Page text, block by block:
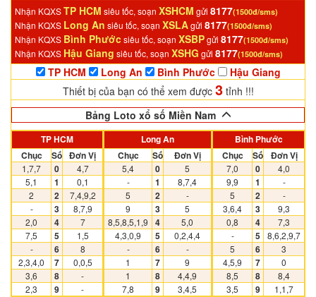
Nhận KQXSTP HCM siêu tốc, soạn XSHCM gửi 8177(1500đ/sms)
Nhận KQXS Long An siêu tốc, soạn XSLAgửi 8177(1500đ/sms)
Nhận KQXS Bình Phướcsiêu tốc, soạn XSBPgửi 8177(1500đ/sms)
Nhận KQXS Hậu Giang siêu tốc, soạn XSHG gửi 8177(1500đ/sms)
TP HCM Long An Bình Phước
Hậu Giang
Thiết bị của bạn có thể xem được 3tỉnh !!!
Bảng Loto xổ số Miền Nam
TP HCM
Chục
Số Đơn Vị
1,7,7 0
4,7
5,1
1
0,1
2
2
7,4,9,2
-
3
8,7,9
2,0
4
7
7,5
5
1,5
-
6
8
2,3,4,0
7
0,0,5
3,6
8
-
2,3
9 -
Long An
Chục
Số Đơn Vị
5,4 0
5
-
1
8,7,4
5
2
-
9
3
5
8,5,8,5,1,9
4
5,0
4,3,0,9
5
0,2,4,4
-
6
-
1
7
9
1
8
4,4,9
7,8
9 3,4,5
Bình Phước
Chục
Số Đơn Vị
7,0 0
4,0
9,9
1
-
5
2
-
3,6,4
3
9,3
0,8
4
7,3
-
5 8,6,2,9,7
5
6
3
4,5,9
7
0
8,5
8
8,4
3,5
9 1,1,7